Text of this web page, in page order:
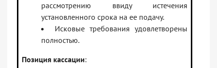
рассмотрению ввиду истечения
установленного срока на ее подачу.
Исковые требования удовлетворены
полностью.
Позиция кассации: